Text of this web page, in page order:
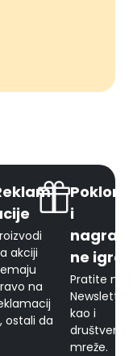
akciji
na
ostali da
Pokloni
i
nagrad
ne igre
Pratite naš
Newsletter
kao i
društvene
mreže.